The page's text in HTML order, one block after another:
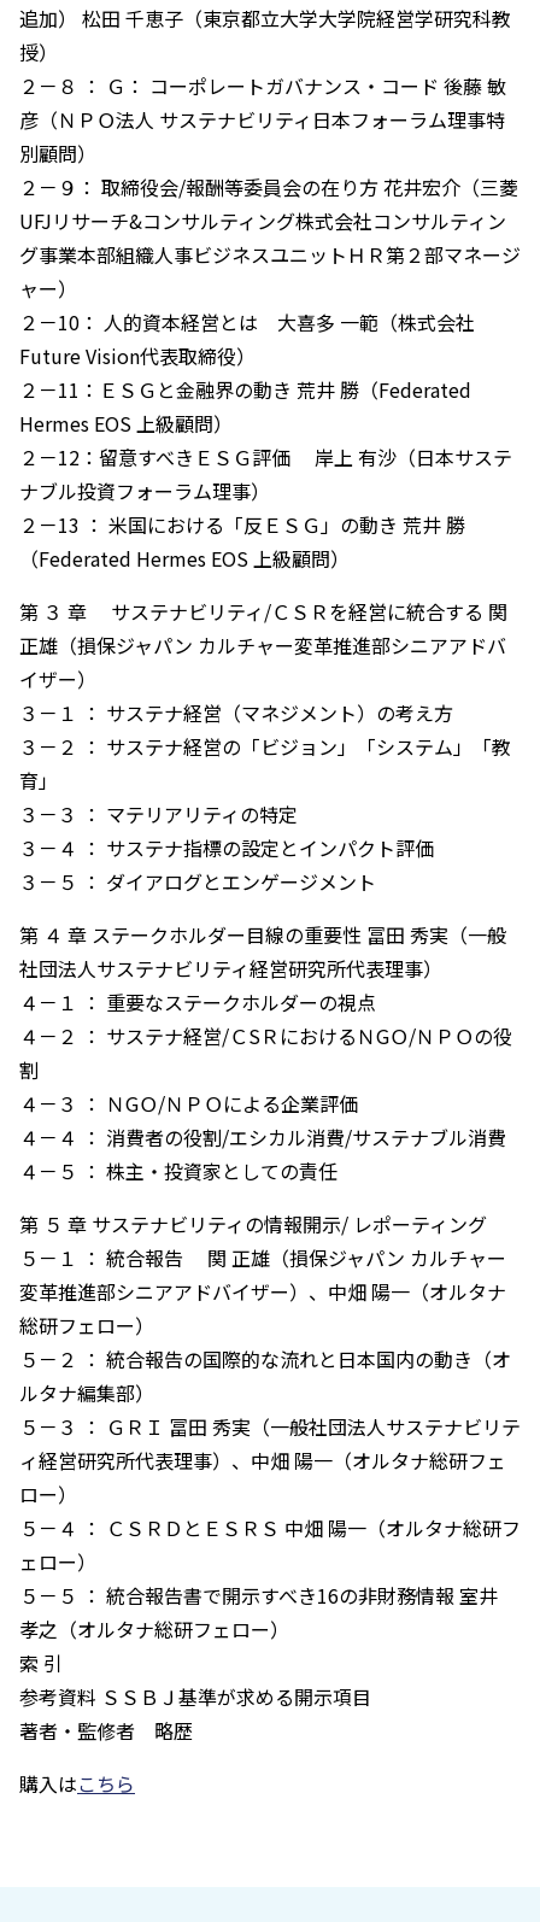
追加） 松田 千恵子（東京都立大学大学院経営学研究科教
授）
２－８ ： Ｇ： コーポレートガバナンス・コード 後藤 敏
彦（ＮＰＯ法人 サステナビリティ日本フォーラム理事特
別顧問）
２－９： 取締役会/報酬等委員会の在り方 花井宏介（三菱
UFJリサーチ&コンサルティング株式会社コンサルティン
グ事業本部組織人事ビジネスユニットＨＲ第２部マネージ
ャー）
２－10： 人的資本経営とは 大喜多 一範（株式会社
Future Vision代表取締役）
２－11：ＥＳＧと金融界の動き 荒井 勝（Federated
Hermes EOS 上級顧問）
２－12：留意すべきＥＳＧ評価 岸上 有沙（日本サステ
ナブル投資フォーラム理事）
２－13 ： 米国における「反ＥＳＧ」の動き 荒井 勝
（Federated Hermes EOS 上級顧問）
第 ３ 章 サステナビリティ/ＣＳＲを経営に統合する 関
正雄（損保ジャパン カルチャー変革推進部シニアアドバ
イザー）
３－１ ： サステナ経営（マネジメント）の考え方
３－２ ： サステナ経営の「ビジョン」「システム」「教
育」
３－３ ： マテリアリティの特定
３－４ ： サステナ指標の設定とインパクト評価
３－５ ： ダイアログとエンゲージメント
第 ４ 章 ステークホルダー目線の重要性 冨田 秀実（一般
社団法人サステナビリティ経営研究所代表理事）
４－１ ： 重要なステークホルダーの視点
４－２ ： サステナ経営/ＣSＲにおけるＮGＯ/ＮＰＯの役
割
４－３ ： ＮGＯ/ＮＰＯによる企業評価
４－４ ： 消費者の役割/エシカル消費/サステナブル消費
４－５ ： 株主・投資家としての責任
第 ５ 章 サステナビリティの情報開示/ レポーティング
５－１ ： 統合報告 関 正雄（損保ジャパン カルチャー
変革推進部シニアアドバイザー）、中畑 陽一（オルタナ
総研フェロー）
５－２ ： 統合報告の国際的な流れと日本国内の動き（オ
ルタナ編集部）
５－３ ： ＧＲＩ 冨田 秀実（一般社団法人サステナビリテ
ィ経営研究所代表理事）、中畑 陽一（オルタナ総研フェ
ロー）
５－４ ： ＣＳＲＤとＥＳＲＳ 中畑 陽一（オルタナ総研フ
ェロー）
５－５ ： 統合報告書で開示すべき16の非財務情報 室井
孝之（オルタナ総研フェロー）
索 引
参考資料 ＳＳＢＪ基準が求める開示項目
著者・監修者 略歴
購入はこちら